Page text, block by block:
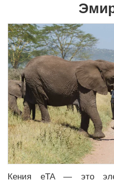
Кения eTA — это